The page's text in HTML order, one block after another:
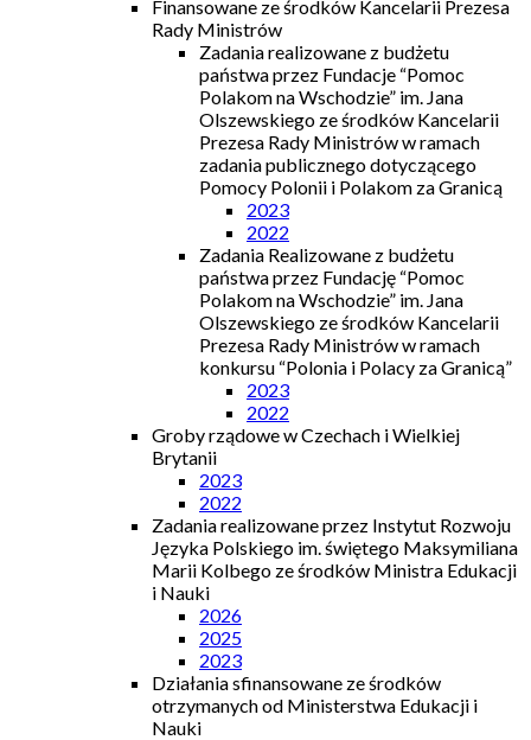
Finansowane ze środków Kancelarii Prezesa
Rady Ministrów
Zadania realizowane z budżetu
państwa przez Fundacje “Pomoc
Polakom na Wschodzie” im. Jana
Olszewskiego ze środków Kancelarii
Prezesa Rady Ministrów w ramach
zadania publicznego dotyczącego
Pomocy Polonii i Polakom za Granicą
2023
2022
Zadania Realizowane z budżetu
państwa przez Fundację “Pomoc
Polakom na Wschodzie” im. Jana
Olszewskiego ze środków Kancelarii
Prezesa Rady Ministrów w ramach
konkursu “Polonia i Polacy za Granicą”
2023
2022
Groby rządowe w Czechach i Wielkiej
Brytanii
2023
2022
Zadania realizowane przez Instytut Rozwoju
Języka Polskiego im. świętego Maksymiliana
Marii Kolbego ze środków Ministra Edukacji
i Nauki
2026
2025
2023
Działania sfinansowane ze środków
otrzymanych od Ministerstwa Edukacji i
Nauki